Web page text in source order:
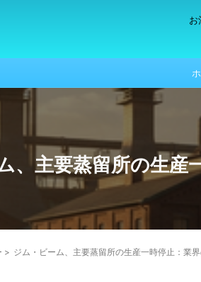
お
、主要蒸留所の生産
> ジム・ビーム、主要蒸留所の生産一時停止：業